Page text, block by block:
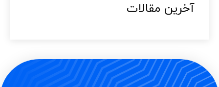
آخرین مقالات​